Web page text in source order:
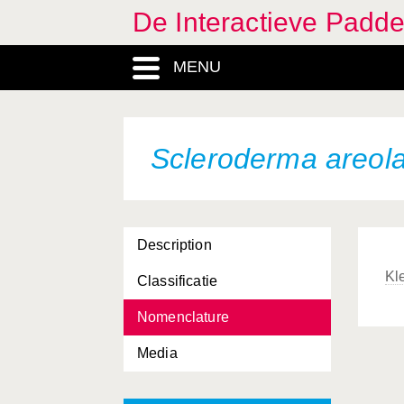
De Interactieve
MENU
Scleroderma
Description
Classificatie
Nomenclature
Media